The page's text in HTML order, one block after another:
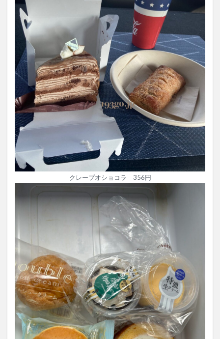
クレープオショコラ 356円